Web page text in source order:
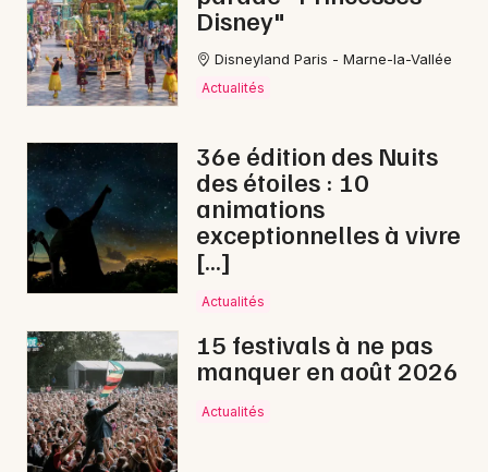
Soirées
Sorties famille
Sorties & loisirs
Feu d'artifice en Aquitaine
Feu d'artifice en Nouvelle-Aquitaine
Newsletter des sorties
Artistes en tournée
Toulouse
Toutes les villes
Disney"
Disneyland Paris - Marne-la-Vallée
Actualités
36e édition des Nuits
des étoiles : 10
animations
exceptionnelles à vivre
[…]
Actualités
15 festivals à ne pas
manquer en août 2026
Actualités